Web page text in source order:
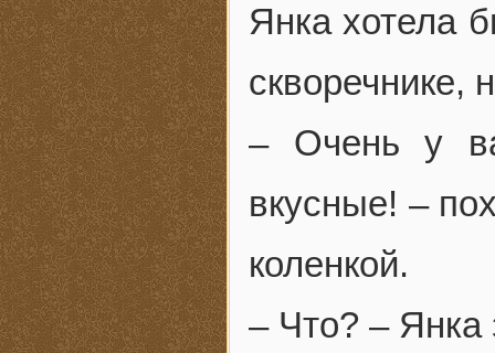
Янка хотела
скворечнике,
– Очень у
вкусные! –
коленкой.
– Что? – Янка